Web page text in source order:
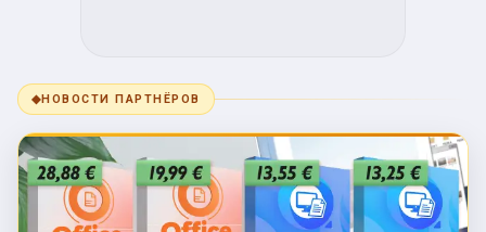
◆НОВОСТИ ПАРТНЁРОВ